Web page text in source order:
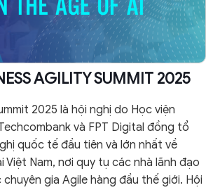
AGILITY SUMMIT 2025
2025 là hội nghị do Học viện
và FPT Digital đồng tổ
quốc tế đầu tiên và lớn nhất về
Việt Nam, nơi quy tụ các nhà lãnh đạo
gia Agile hàng đầu thế giới. Hội